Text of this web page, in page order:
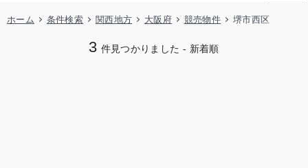
ホーム 条件検索 関西地方 大阪府 競売物件 堺市西区
3 件見つかりました - 新着順